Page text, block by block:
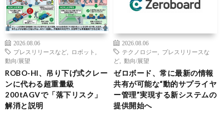
2026.08.06
プレスリリースなど
ロボット
動向/展望
ROBO-HI、吊り下げ式クレー
ンに代わる超重量級
200tAGVで「落下リスク」
解消と説明
2026.08.06
テクノロジー
プレスリリースな
ど
動向/展望
ゼロボード、常に最新の情報
共有が可能な“動的サプライヤ
ー管理”実現する新システムの
提供開始へ